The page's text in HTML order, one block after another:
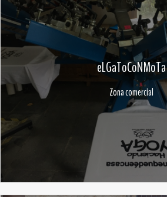
eLGaToCoNMoTa
Zona comercial